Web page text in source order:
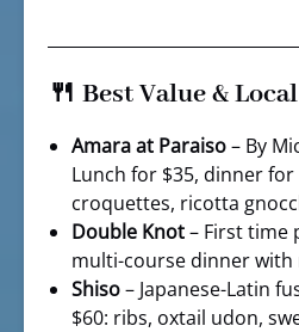
🍴 Best Value &
Amara at Paraiso– By
Lunch for $35, dinner for
croquettes, ricotta
Double Knot– First time
multi-course dinner
Shiso– Japanese-Latin
$60: ribs, oxtail udon,